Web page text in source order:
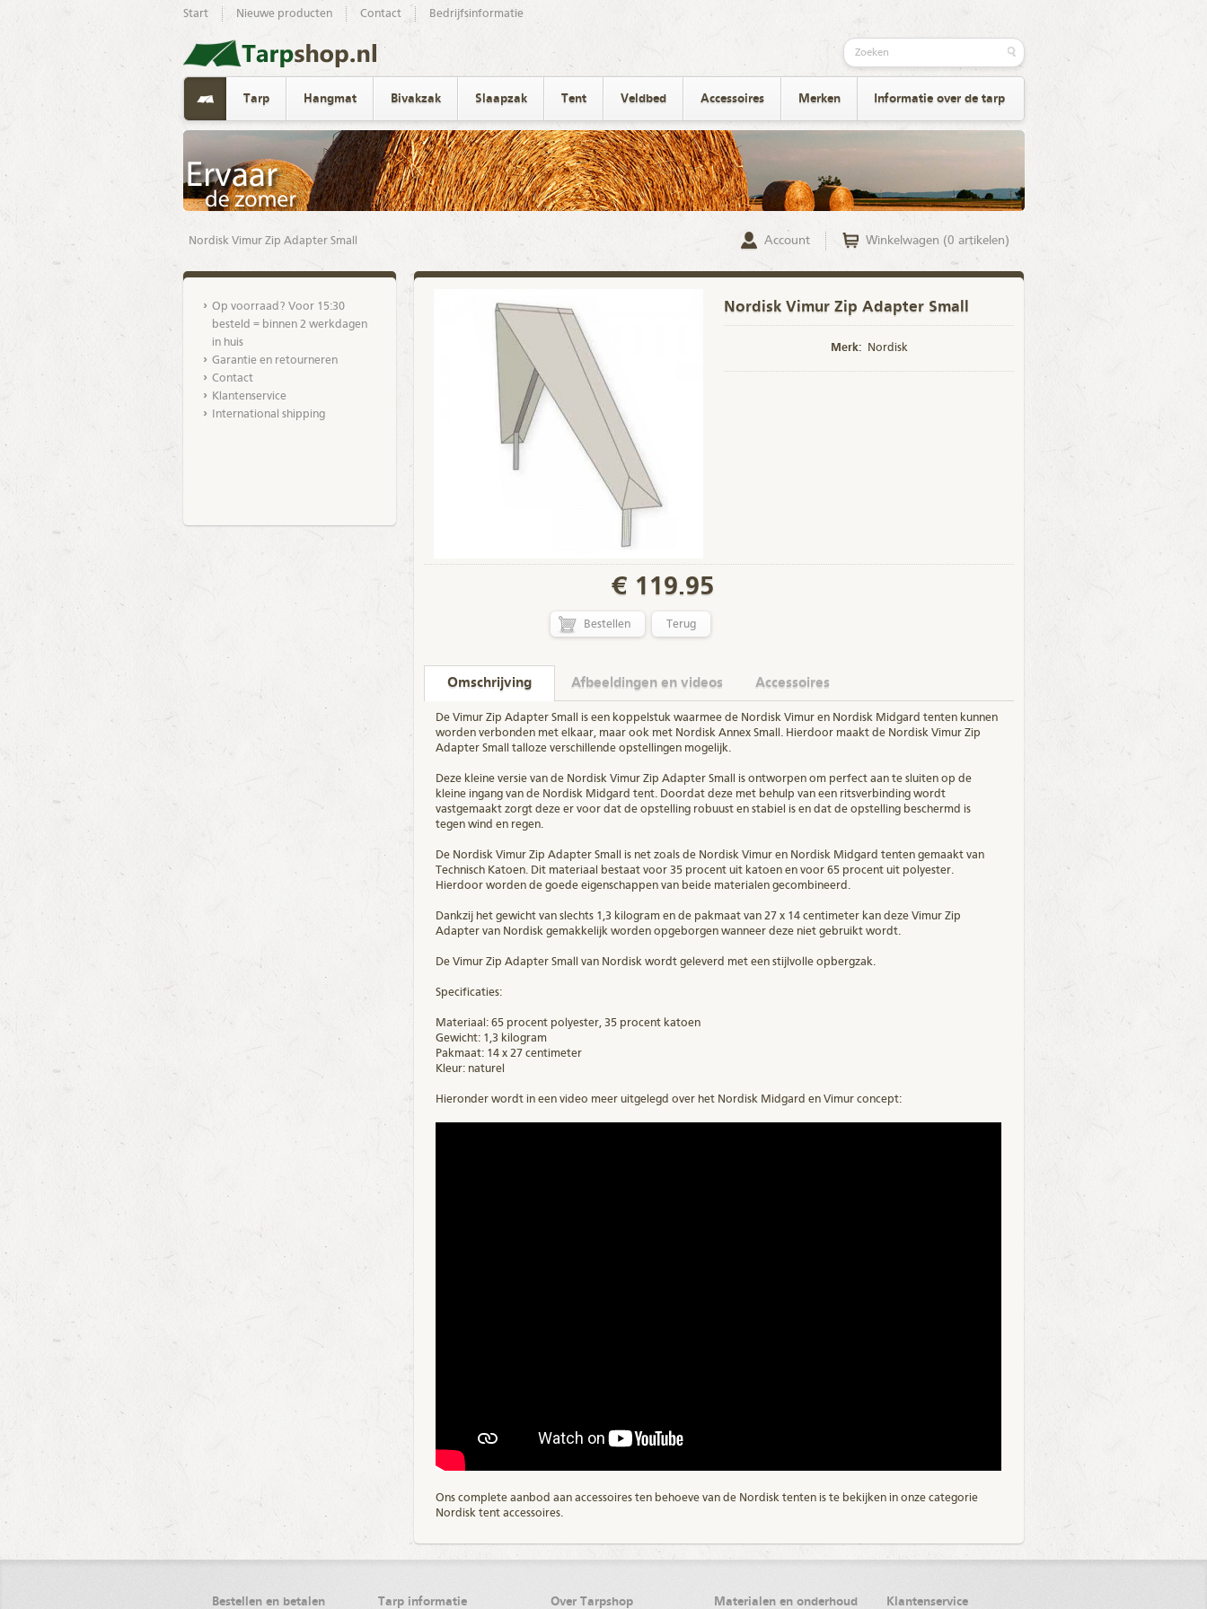
Start Nieuwe producten Contact Bedrijfsinformatie
Tarp Hangmat Bivakzak Slaapzak Tent Veldbed Accessoires Merken Informatie over de tarp
Nordisk Vimur Zip Adapter Small Account Winkelwagen (0 artikelen)
Op voorraad? Voor 15:30
besteld = binnen 2 werkdagen
in huis
Garantie en retourneren
Contact
Klantenservice
International shipping
Nordisk Vimur Zip Adapter Small
Merk: Nordisk
€ 119.95
Terug
Omschrijving Afbeeldingen en videos Accessoires
De Vimur Zip Adapter Small is een koppelstuk waarmee de Nordisk Vimur en Nordisk Midgard tenten kunnen
worden verbonden met elkaar, maar ook met Nordisk Annex Small. Hierdoor maakt de Nordisk Vimur Zip
Adapter Small talloze verschillende opstellingen mogelijk.
Deze kleine versie van de Nordisk Vimur Zip Adapter Small is ontworpen om perfect aan te sluiten op de
kleine ingang van de Nordisk Midgard tent. Doordat deze met behulp van een ritsverbinding wordt
vastgemaakt zorgt deze er voor dat de opstelling robuust en stabiel is en dat de opstelling beschermd is
tegen wind en regen.
De Nordisk Vimur Zip Adapter Small is net zoals de Nordisk Vimur en Nordisk Midgard tenten gemaakt van
Technisch Katoen. Dit materiaal bestaat voor 35 procent uit katoen en voor 65 procent uit polyester.
Hierdoor worden de goede eigenschappen van beide materialen gecombineerd.
Dankzij het gewicht van slechts 1,3 kilogram en de pakmaat van 27 x 14 centimeter kan deze Vimur Zip
Adapter van Nordisk gemakkelijk worden opgeborgen wanneer deze niet gebruikt wordt.
De Vimur Zip Adapter Small van Nordisk wordt geleverd met een stijlvolle opbergzak.
Specificaties:
Materiaal: 65 procent polyester, 35 procent katoen
Gewicht: 1,3 kilogram
Pakmaat: 14 x 27 centimeter
Kleur: naturel
Hieronder wordt in een video meer uitgelegd over het Nordisk Midgard en Vimur concept:
Ons complete aanbod aan accessoires ten behoeve van de Nordisk tenten is te bekijken in onze categorie
Nordisk tent accessoires.
Bestellen en betalen Tarp informatie Over Tarpshop Materialen en onderhoud Klantenservice